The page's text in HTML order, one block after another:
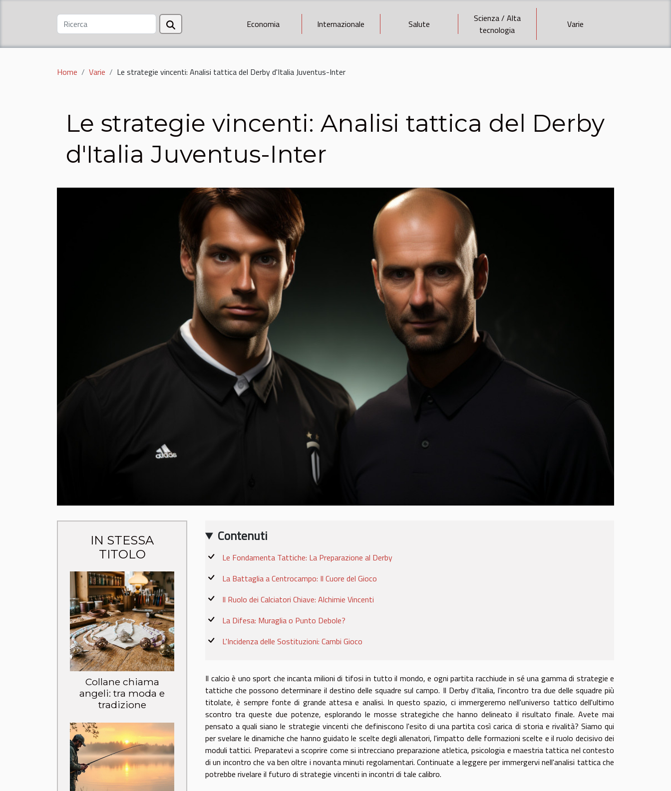
Economia Internazionale Salute
Scienza / Alta
tecnologia
Varie
Home Varie Le strategie vincenti: Analisi tattica del Derby d'Italia Juventus-Inter
Le strategie vincenti: Analisi tattica del Derby
d'Italia Juventus-Inter
IN STESSA
TITOLO
Collane chiama
angeli: tra moda e
tradizione
Contenuti
Le Fondamenta Tattiche: La Preparazione al Derby
La Battaglia a Centrocampo: Il Cuore del Gioco
Il Ruolo dei Calciatori Chiave: Alchimie Vincenti
La Difesa: Muraglia o Punto Debole?
L'Incidenza delle Sostituzioni: Cambi Gioco
Il calcio è uno sport che incanta milioni di tifosi in tutto il mondo, e ogni partita racchiude in sé una gamma di strategie e
tattiche che possono determinare il destino delle squadre sul campo. Il Derby d'Italia, l'incontro tra due delle squadre più
titolate, è sempre fonte di grande attesa e analisi. In questo spazio, ci immergeremo nell'universo tattico dell'ultimo
scontro tra queste due potenze, esplorando le mosse strategiche che hanno delineato il risultato finale. Avete mai
pensato a quali siano le strategie vincenti che definiscono l'esito di una partita così carica di storia e rivalità? Siamo qui
per svelare le dinamiche che hanno guidato le scelte degli allenatori, l'impatto delle formazioni scelte e il ruolo decisivo dei
moduli tattici. Preparatevi a scoprire come si intrecciano preparazione atletica, psicologia e maestria tattica nel contesto
di un incontro che va ben oltre i novanta minuti regolamentari. Continuate a leggere per immergervi nell'analisi tattica che
potrebbe rivelare il futuro di strategie vincenti in incontri di tale calibro.